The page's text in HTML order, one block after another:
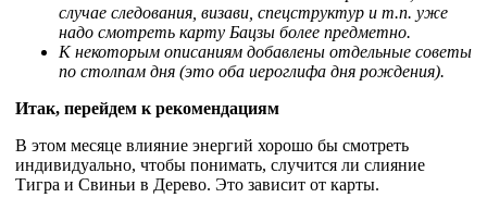
случае следования, визави, спецструктур и т.п. уже
надо смотреть карту Бацзы более предметно.
К некоторым описаниям добавлены отдельные советы
по столпам дня (это оба иероглифа дня рождения).
Итак, перейдем к рекомендациям
В этом месяце влияние энергий хорошо бы смотреть
индивидуально, чтобы понимать, случится ли слияние
Тигра и Свиньи в Дерево. Это зависит от карты.